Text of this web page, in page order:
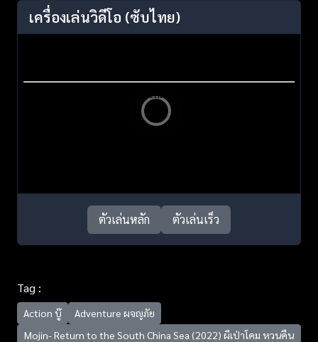
เครื่องเล่นวิดีโอ (ซับไทย)
ตัวเล่นหลัก ตัวเล่นเร็ว
Tag :
Action บู๊
Adventure ผจญภัย
Mojin- Return to the South China Sea (2022) ผีเป่าโคม หวนคืน